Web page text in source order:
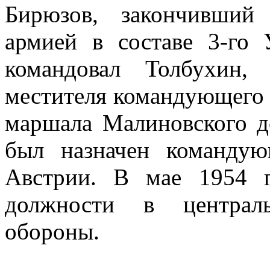
Бирюзов,
армией в составе 3-го
командовал
местителя
маршала Малиновского
был назначен
Австрии. В мае 1954
должности в
обороны.